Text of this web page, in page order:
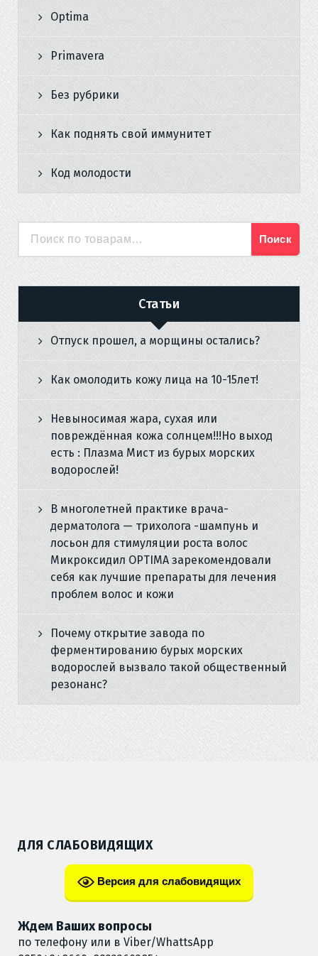
Optima
Primavera
Без рубрики
Как поднять свой иммунитет
Код молодости
Поиск
Статьи
Отпуск прошел, а морщины остались?
Как омолодить кожу лица на 10-15лет!
Невыносимая жара, сухая или
повреждённая кожа солнцем!!!Но выход
есть : Плазма Мист из бурых морских
водорослей!
В многолетней практике врача-
дерматолога — трихолога -шампунь и
лосьон для стимуляции роста волос
Микроксидил OPTIMA зарекомендовали
себя как лучшие препараты для лечения
проблем волос и кожи
Почему открытие завода по
ферментированию бурых морских
водорослей вызвало такой общественный
резонанс?
ДЛЯ СЛАБОВИДЯЩИХ
Версия для слабовидящих
Ждем Ваших вопросы
по телефону или в Viber/WhattsApp